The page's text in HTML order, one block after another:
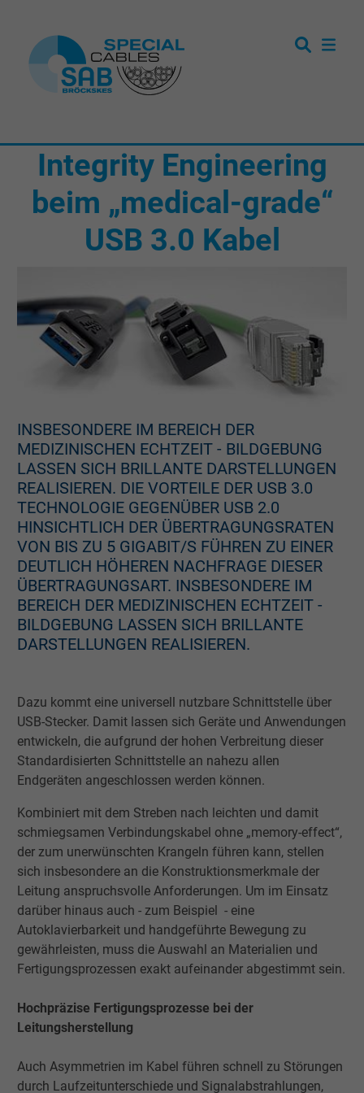
Integrity Engineering
beim „medical-grade“
USB 3.0 Kabel
INSBESONDERE IM BEREICH DER
MEDIZINISCHEN ECHTZEIT - BILDGEBUNG
LASSEN SICH BRILLANTE DARSTELLUNGEN
REALISIEREN. DIE VORTEILE DER USB 3.0
TECHNOLOGIE GEGENÜBER USB 2.0
HINSICHTLICH DER ÜBERTRAGUNGSRATEN
VON BIS ZU 5 GIGABIT/S FÜHREN ZU EINER
DEUTLICH HÖHEREN NACHFRAGE DIESER
ÜBERTRAGUNGSART. INSBESONDERE IM
BEREICH DER MEDIZINISCHEN ECHTZEIT -
BILDGEBUNG LASSEN SICH BRILLANTE
DARSTELLUNGEN REALISIEREN.
Dazu kommt eine universell nutzbare Schnittstelle über
USB-Stecker. Damit lassen sich Geräte und Anwendungen
entwickeln, die aufgrund der hohen Verbreitung dieser
Standardisierten Schnittstelle an nahezu allen
Endgeräten angeschlossen werden können.
Kombiniert mit dem Streben nach leichten und damit
schmiegsamen Verbindungskabel ohne „memory-effect“,
der zum unerwünschten Krangeln führen kann, stellen
sich insbesondere an die Konstruktionsmerkmale der
Leitung anspruchsvolle Anforderungen. Um im Einsatz
darüber hinaus auch - zum Beispiel - eine
Autoklavierbarkeit und handgeführte Bewegung zu
gewährleisten, muss die Auswahl an Materialien und
Fertigungsprozessen exakt aufeinander abgestimmt sein.
Hochpräzise Fertigungsprozesse bei der
Leitungsherstellung
Auch Asymmetrien im Kabel führen schnell zu Störungen
durch Laufzeitunterschiede und Signalabstrahlungen,